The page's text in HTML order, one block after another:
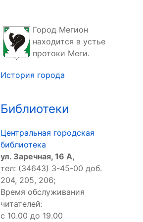
Город Мегион
находится в устье
протоки Меги.
История города
Библиотеки
Центральная городская
библиотека
ул. Заречная, 16 А,
тел: (34643) 3-45-00 доб.
204, 205, 206;
Время обслуживания
читателей:
с 10.00 до 19.00